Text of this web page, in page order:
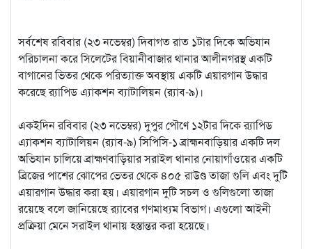
সর্বশেষ রবিবার (২৩ নভেম্বর) দিবাগত রাত ১টার দিকে অভিযান
পরিচালনা করে সিলেটের বিয়ানীবাজার থানার আলীনগরস্থ একটি
বাগানের ভিতর থেকে পরিত্যাক্ত অবস্থায় একটি এয়ারগান উদ্ধার
করেছে র‌্যাপিড এ্যাকশন ব্যাটালিয়ন (র‌্যাব-৯)।
একইদিন রবিবার (২৩ নভেম্বর) দুপুর পৌণে ১২টার দিকে র‌্যাপিড
এ্যাকশন ব্যাটালিয়ন (র‌্যাব-৯) সিপিসি-১ ব্রাহ্মনবাড়িয়ার একটি দল
অভিযান চালিয়ে ব্রাহ্মণবাড়িয়ার সরাইল থানার নোয়াগাঁওয়ের একটি
ব্রিজের পাশের ঝোপের ভেতর থেকে ৪০৫ রাউণ্ড তাজা গুলি এবং দুটি
এয়ারগান উদ্ধার করা হয়। এয়ারগান দুটি সচল ও গুলিগুলো তাজা
রয়েছে বলে জানিয়েছে র‌্যাবের গণমাধ্যম বিভাগ। এগুলো আইনী
প্রক্রিয়া মেনে সরাইল থানায় হস্তান্তর করা হয়েছে।